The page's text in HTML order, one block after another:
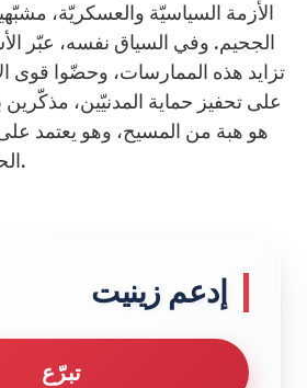
الأزمة السياسيّة والعسكريّة،
الجحيم. وفي السياق نفسه، عبّر
تزايد هذه الممارسات، وحضّوا قوى
على تحفيز حماية المدنيّين، مذكّرين
هو هبة من المسيح، وهو يعتمد
الحوار والمواجهة البنّاءة.
إدعم زينيت
تبرّع